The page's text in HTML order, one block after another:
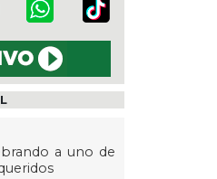
a uno de